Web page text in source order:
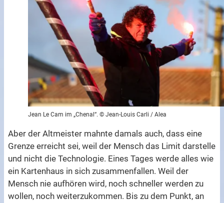
Jean Le Cam im „Chenal“. © Jean-Louis Carli / Alea
Aber der Altmeister mahnte damals auch, dass eine
Grenze erreicht sei, weil der Mensch das Limit darstelle
und nicht die Technologie. Eines Tages werde alles wie
ein Kartenhaus in sich zusammenfallen. Weil der
Mensch nie aufhören wird, noch schneller werden zu
wollen, noch weiterzukommen. Bis zu dem Punkt, an